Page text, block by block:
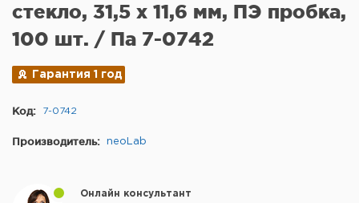
стекло, 31,5 х 11,6 мм, ПЭ пробка,
100 шт. / Па 7-0742
Гарантия 1 год
Код: 7-0742
Производитель: neoLab
Онлайн консультант